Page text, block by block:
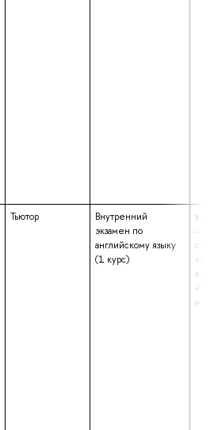
Тьютор
Внутренний
экзамен по
английскому языку
(1 курс)
–
и